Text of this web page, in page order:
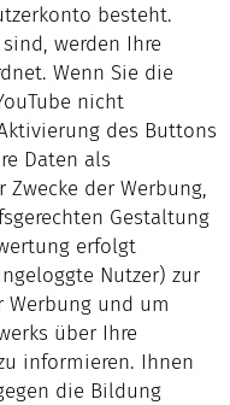
besteht.
werden Ihre
Wenn Sie die
nicht
des Buttons
Daten als
der Werbung,
Gestaltung
erfolgt
Nutzer) zur
Werbung und um
über Ihre
informieren. Ihnen
die Bildung